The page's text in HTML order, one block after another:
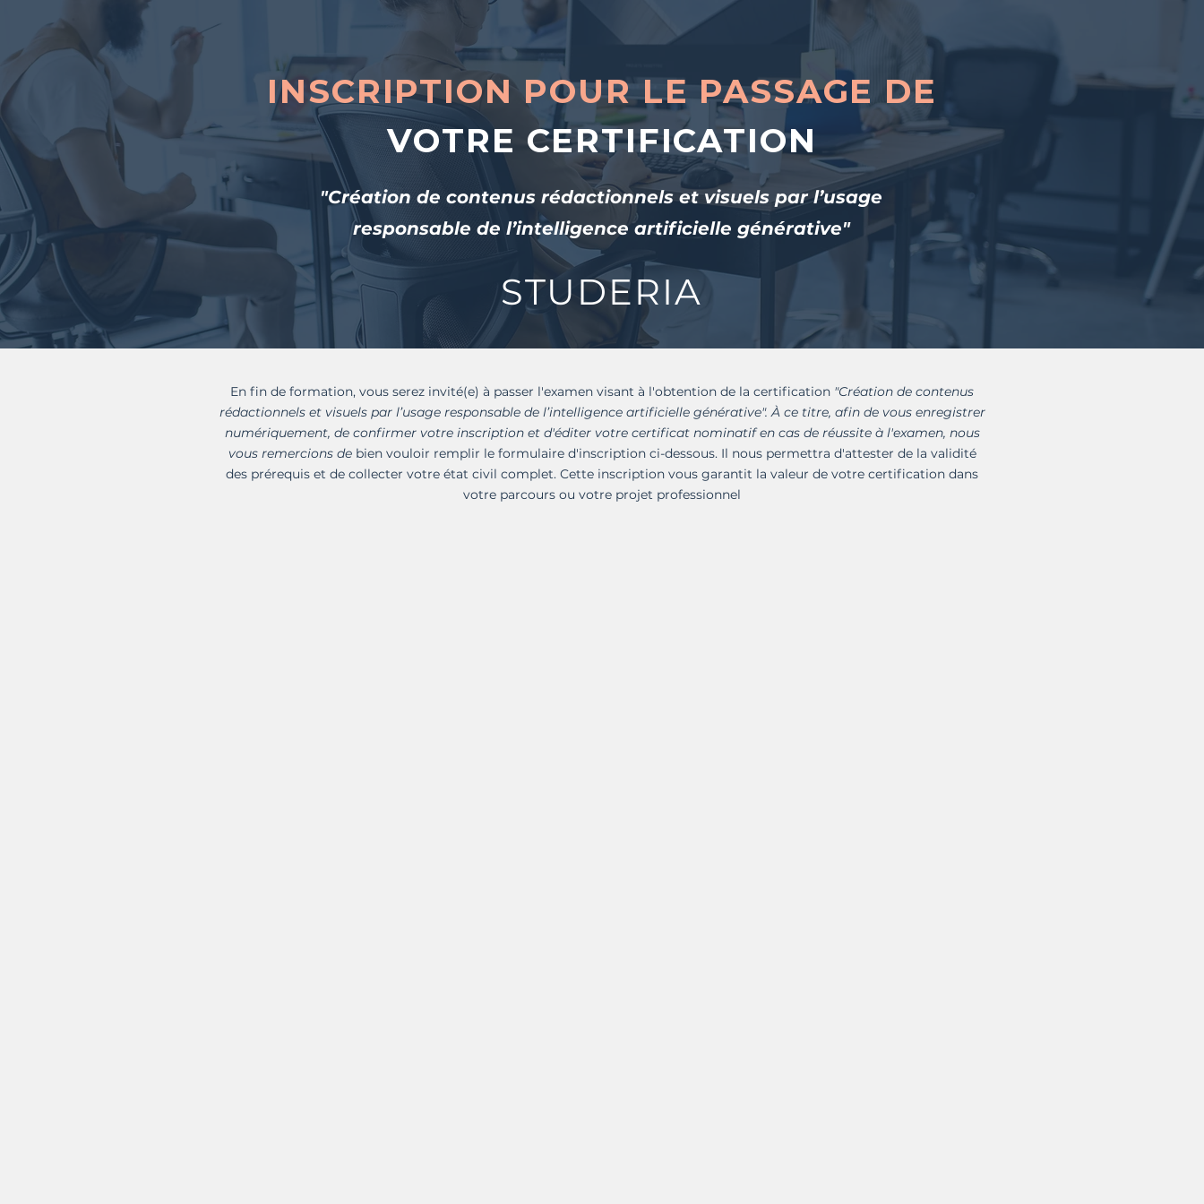
INSCRIPTION POUR LE PASSAGE DE
VOTRE CERTIFICATION
"Création de contenus rédactionnels et visuels par l’usage
responsable de l’intelligence artificielle générative"
STUDERIA
En fin de formation, vous serez invité(e) à passer l'examen visant à l'obtention de la certification "Création de contenus
rédactionnels et visuels par l’usage responsable de l’intelligence artificielle générative". À ce titre, afin de vous enregistrer
numériquement, de confirmer votre inscription et d'éditer votre certificat nominatif en cas de réussite à l'examen, nous
vous remercions de bien vouloir remplir le formulaire d'inscription ci-dessous. Il nous permettra d'attester de la validité
des prérequis et de collecter votre état civil complet. Cette inscription vous garantit la valeur de votre certification dans
votre parcours ou votre projet professionnel